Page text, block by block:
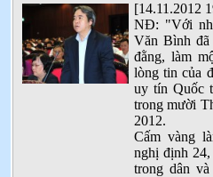
[14.11.2012
NĐ: "Với
Văn Bình đã
đằng, làm
lòng tin của
uy tín Quốc
trong mười
2012.
Cấm vàng
nghị định
trong dân